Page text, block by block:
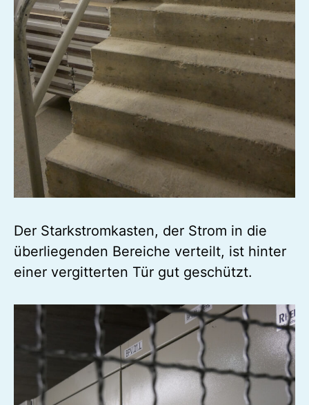
Der Starkstromkasten, der Strom in die
überliegenden Bereiche verteilt, ist hinter
einer vergitterten Tür gut geschützt.